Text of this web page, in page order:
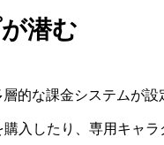
潜む
的な課金システムが
入したり、専用キャ